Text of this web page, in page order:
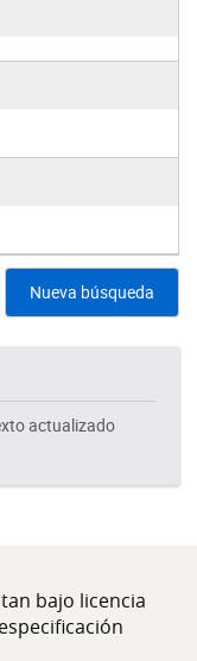
Nueva búsqueda
actualizado